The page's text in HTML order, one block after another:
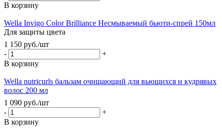
В корзину
Wella Invigo Color Brilliance Несмываемый бьюти-спрей 150мл
Для защиты цвета
1 150 руб./шт
-
+
В корзину
Wella nutricurls бальзам очищающий для вьющихся и кудрявых
волос 200 мл
1 090 руб./шт
-
+
В корзину